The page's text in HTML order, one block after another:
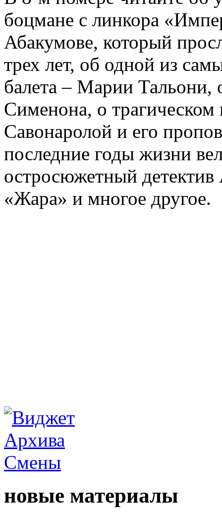
боцмане с линкора
Абакумове, который
трех лет, об одной из
балета – Марии
Сименона, о трагическом
Савонаролой и его
последние годы жизни
остросюжетный детектив
«Жара» и многое другое.
новые материалы